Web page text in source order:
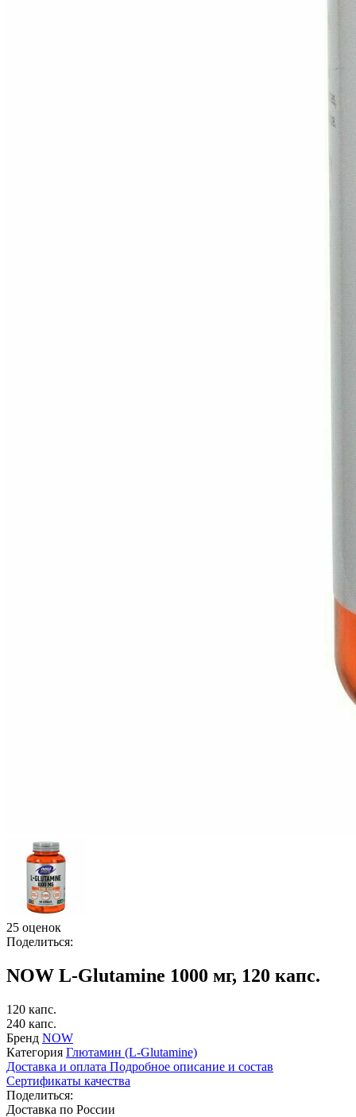
25 оценок
Поделиться:
NOW L-Glutamine 1000 мг, 120 капс.
120 капс.
240 капс.
Бренд NOW
Категория Глютамин (L-Glutamine)
Доставка и оплата Подробное описание и состав
Сертификаты качества
Поделиться:
Доставка по России